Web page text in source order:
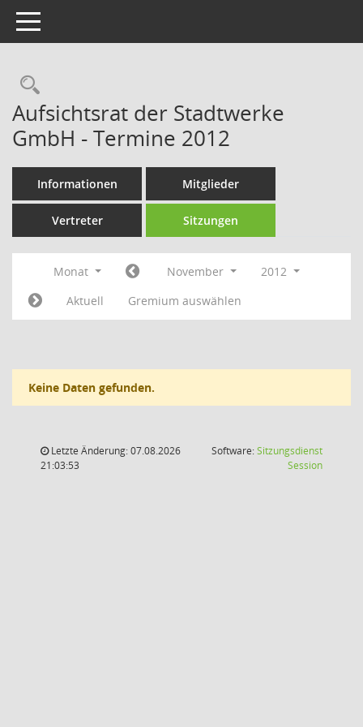
Toggle navigation
Rechercheauswahl
Aufsichtsrat der Stadtwerke
GmbH - Termine 2012
Informationen Mitglieder
Vertreter Sitzungen
Monat November
2012
Aktuell
Gremium auswählen
Keine Daten gefunden.
Letzte Änderung: 07.08.2026
21:03:53
Software:Sitzungsdienst
Session(Wird in